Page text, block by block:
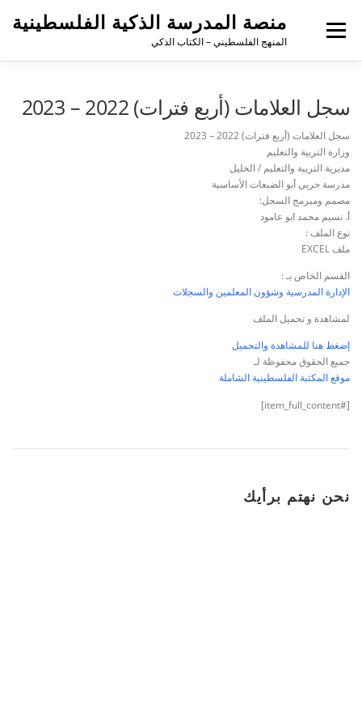
منصة المدرسة الذكية الفلسطينية
المنهج الفلسطيني – الكتاب الذكي
القائمة
سجل العلامات (أربع فترات) 2022 – 2023
سجل العلامات (أربع فترات) 2022 – 2023
وزارة التربية والتعليم
مديرية التربية والتعليم / الخليل
مدرسة حربي أبو الضبعات الأساسية
مصمم ومبرمج السجل:
أ. نسيم محمد ابو عامود
نوع الملف :
ملف EXCEL
القسم الخاص بـ :
الإدارة المدرسية وشؤون المعلمين والسجلات
لمشاهدة و تحميل الملف
إضغط هنا للمشاهدة والتحميل
جميع الحقوق محفوظة لـ
موقع المكتبة الفلسطينية الشاملة
[#item_full_content]
نحن نهتم برأيك